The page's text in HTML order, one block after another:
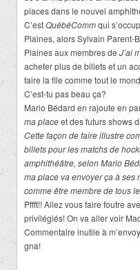
places dans le nouvel
C’estQuébéCommqui
Plaines, alors Sylvain Parent-
Plaines aux membres de J’ai
acheter plus de billets et un
faire la file comme tout le
C’est-tu pas beau ça?
Mario Bédard en rajoute en
ma placeet des futurs shows
Cette façon de faire illustre
billets pour les matchs de
amphithéâtre, selon Mario
ma place va envoyer ça à ses
comme être membre de tous
Pffft!! Allez vous faire foutre
privilégiés! On va aller voir
Commentaire inutile à
gna!